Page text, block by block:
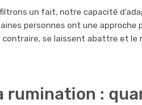
un fait, notre capacité
personnes ont une approche
contraire, se laissent abattre et le
rumination :